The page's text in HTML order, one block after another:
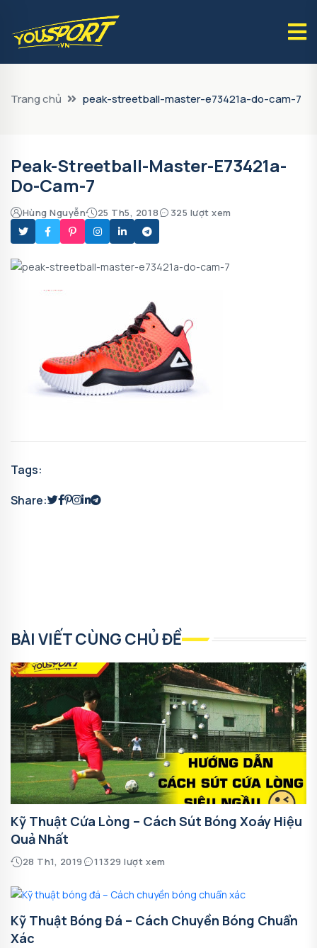
Trang chủ peak-streetball-master-e73421a-do-cam-7
Peak-Streetball-Master-E73421a-
Do-Cam-7
Hùng Nguyễn 25 Th5, 2018 325 lượt xem
Tags:
Share:
BÀI VIẾT CÙNG CHỦ ĐỀ
Kỹ Thuật Cứa Lòng – Cách Sút Bóng Xoáy Hiệu
Quả Nhất
28 Th1, 2019 11329 lượt xem
Kỹ Thuật Bóng Đá – Cách Chuyền Bóng Chuẩn
Xác